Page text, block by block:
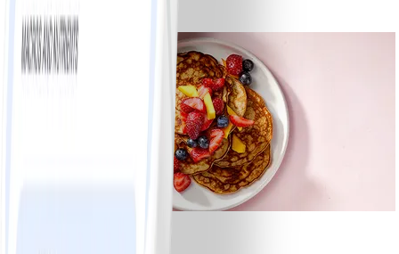
Lätt10 MIN